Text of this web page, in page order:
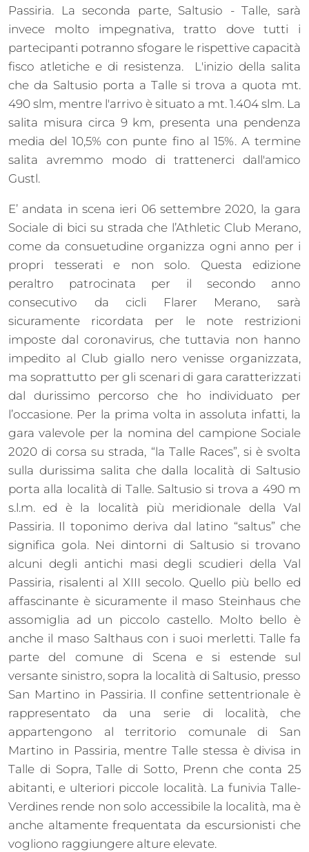
Passiria. La seconda parte, Saltusio - Talle, sarà
invece molto impegnativa, tratto dove tutti i
partecipanti potranno sfogare le rispettive capacità
fisco atletiche e di resistenza. L'inizio della salita
che da Saltusio porta a Talle si trova a quota mt.
490 slm, mentre l'arrivo è situato a mt. 1.404 slm. La
salita misura circa 9 km, presenta una pendenza
media del 10,5% con punte fino al 15%. A termine
salita avremmo modo di trattenerci dall'amico
Gustl.
E’ andata in scena ieri 06 settembre 2020, la gara
Sociale di bici su strada che l’Athletic Club Merano,
come da consuetudine organizza ogni anno per i
propri tesserati e non solo. Questa edizione
peraltro patrocinata per il secondo anno
consecutivo da cicli Flarer Merano, sarà
sicuramente ricordata per le note restrizioni
imposte dal coronavirus, che tuttavia non hanno
impedito al Club giallo nero venisse organizzata,
ma soprattutto per gli scenari di gara caratterizzati
dal durissimo percorso che ho individuato per
l’occasione. Per la prima volta in assoluta infatti, la
gara valevole per la nomina del campione Sociale
2020 di corsa su strada, “la Talle Races”, si è svolta
sulla durissima salita che dalla località di Saltusio
porta alla località di Talle. Saltusio si trova a 490 m
s.l.m. ed è la località più meridionale della Val
Passiria. Il toponimo deriva dal latino “saltus” che
significa gola. Nei dintorni di Saltusio si trovano
alcuni degli antichi masi degli scudieri della Val
Passiria, risalenti al XIII secolo. Quello più bello ed
affascinante è sicuramente il maso Steinhaus che
assomiglia ad un piccolo castello. Molto bello è
anche il maso Salthaus con i suoi merletti. Talle fa
parte del comune di Scena e si estende sul
versante sinistro, sopra la località di Saltusio, presso
San Martino in Passiria. Il confine settentrionale è
rappresentato da una serie di località, che
appartengono al territorio comunale di San
Martino in Passiria, mentre Talle stessa è divisa in
Talle di Sopra, Talle di Sotto, Prenn che conta 25
abitanti, e ulteriori piccole località. La funivia Talle-
Verdines rende non solo accessibile la località, ma è
anche altamente frequentata da escursionisti che
vogliono raggiungere alture elevate.